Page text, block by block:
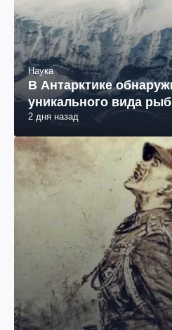
Наука
В Антарктике
уникального вида
2 дня назад